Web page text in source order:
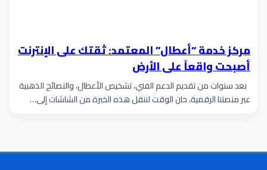
مركز خدمة “أعطال” المعتمد: ثقتك على الإنترنت
أصبحت واقعاً على الأرض
بعد سنوات من تقديم الدعم الفني، تشخيص الأعطال، والنصائح الذهبية
عبر منصتنا الرقمية، حان الوقت لننقل هذه الخبرة من الشاشات إلى…